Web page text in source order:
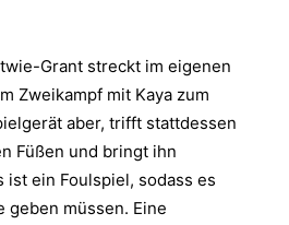
Grant streckt im eigenen
Zweikampf mit Kaya zum
aber, trifft stattdessen
Füßen und bringt ihn
ist ein Foulspiel, sodass es
geben müssen. Eine